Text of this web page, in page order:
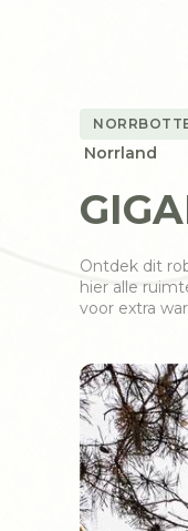
Norrland
Ontdek dit
hier alle
voor extra